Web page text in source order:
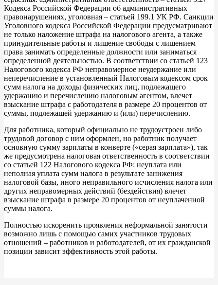
Кодекса Российской Федерации об административных
правонарушениях, уголовная – статьей 199.1 УК РФ. Санкции
Уголовного кодекса Российской Федерации предусматривают
не только наложение штрафа на налогового агента, а также
принудительные работы и лишение свободы с лишением
права занимать определенные должности или заниматься
определенной деятельностью. В соответствии со статьей 123
Налогового кодекса РФ неправомерное неудержание или
неперечисление в установленный Налоговым кодексом срок
сумм налога на доходы физических лиц, подлежащего
удержанию и перечислению налоговым агентом, влечет
взыскание штрафа с работодателя в размере 20 процентов от
суммы, подлежащей удержанию и (или) перечислению.
Для работника, который официально не трудоустроен либо
трудовой договор с ним оформлен, но работник получает
основную сумму зарплаты в конверте («серая зарплата»), так
же предусмотрена налоговая ответственность в соответствии
со статьей 122 Налогового кодекса РФ: неуплата или
неполная уплата сумм налога в результате занижения
налоговой базы, иного неправильного исчисления налога или
других неправомерных действий (бездействия) влечет
взыскание штрафа в размере 20 процентов от неуплаченной
суммы налога.
Полностью искоренить проявления неформальной занятости
возможно лишь с помощью самих участников трудовых
отношений – работников и работодателей, от их гражданской
позиции зависит эффективность этой работы.